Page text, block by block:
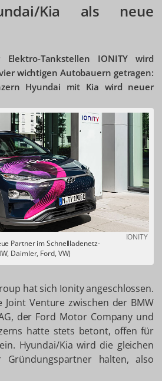
Kia als neue
Tankstellen IONITY wird
wichtigen Autobauern getragen:
Hyundai mit Kia wird neuer
IONITY
Partner im Schnellladenetz-
Daimler, Ford, VW)
hat sich Ionity angeschlossen.
Joint Venture zwischen der BMW
der Ford Motor Company und
hatte stets betont, offen für
Hyundai/Kia wird die gleichen
halten, also